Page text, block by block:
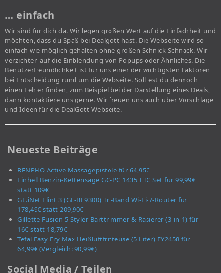
… einfach
Wir sind für dich da. Wir legen großen Wert auf die Einfachheit und
möchten, dass du Spaß bei Dealgott hast. Die Webseite wird so
einfach wie möglich gehalten ohne großen Schnick Schnack. Wir
verzichten auf die Einblendung von Popups oder Ähnliches. Die
Benutzerfreundlichkeit ist für uns einer der wichtigsten Faktoren
bei Entscheidung rund um die Webseite. Solltest du dennoch
einen Fehler finden, zum Beispiel bei der Darstellung eines Deals,
dann kontaktiere uns gerne. Wir freuen uns auch über Vorschläge
und Ideen für die DealGott Webseite.
Neueste Beiträge
RENPHO Active Massagepistole für 64,95€
Einhell Benzin-Kettensäge GC-PC 1435 I TC Set für 99,99€
statt 109€
GL.iNet Flint 3 (GL-BE9300) Tri-Band Wi-Fi-7-Router für
178,49€ statt 209,90€
Gillette Fusion 5 Styler Barttrimmer & Rasierer (3-in-1) für
16€ statt 18,79€
Tefal Easy Fry Max Heißluftfritteuse (5 Liter) EY2458 für
64,99€ (Vergleich: 90,99€)
Social Media / Teilen